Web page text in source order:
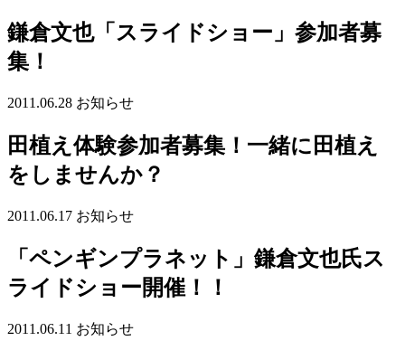
鎌倉文也「スライドショー」参加者募
集！
2011.06.28 お知らせ
田植え体験参加者募集！一緒に田植え
をしませんか？
2011.06.17 お知らせ
「ペンギンプラネット」鎌倉文也氏ス
ライドショー開催！！
2011.06.11 お知らせ